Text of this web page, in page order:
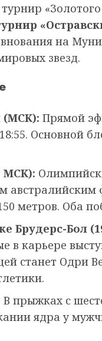
на
звезд.
(МСК): Прямой
Основной
МСК):
метров. Оба
Брудерс-Бол
в карьере
станет Одри
В прыжках с
ядра у